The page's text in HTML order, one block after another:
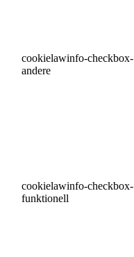
cookielawinfo-checkbox-
andere
cookielawinfo-checkbox-
funktionell